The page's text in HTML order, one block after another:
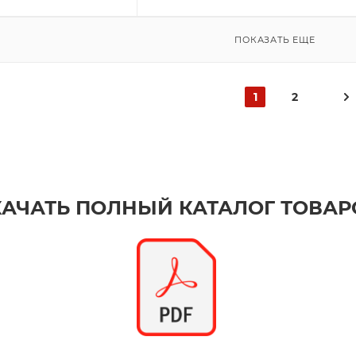
ПОКАЗАТЬ ЕЩЕ
1 2
ПОЛНЫЙ КАТАЛОГ